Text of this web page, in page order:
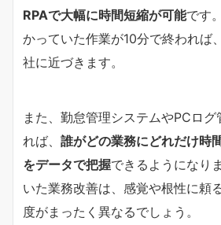
RPAで大幅に時間短縮が可能です
かっていた作業が10分で終われば
社に近づきます。
また、勤怠管理システムやPCロ
れば、 誰がどの業務にどれだけ時
をデータで把握できるようになり
いた業務改善は、感覚や根性に頼
度がまったく異なるでしょう。